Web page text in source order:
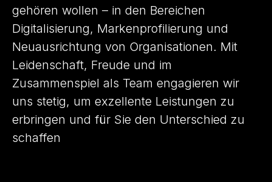
gehören wollen – in den Bereichen
Digitalisierung, Markenprofilierung und
Neuausrichtung von Organisationen. Mit
Leidenschaft, Freude und im
Zusammenspiel als Team engagieren wir
uns stetig, um exzellente Leistungen zu
erbringen und für Sie den Unterschied zu
schaffen